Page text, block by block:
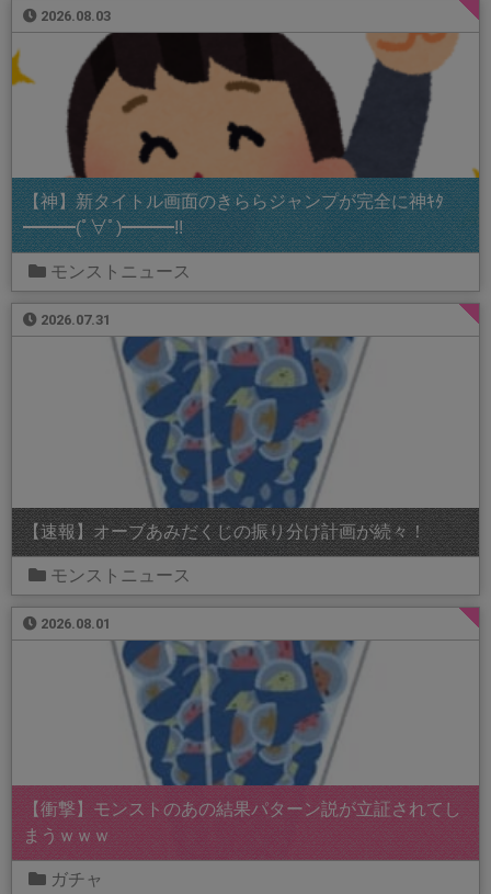
2026.08.03
【神】新タイトル画面のきららジャンプが完全に神ｷﾀ
━━━(ﾟ∀ﾟ)━━━!!
モンストニュース
2026.07.31
【速報】オーブあみだくじの振り分け計画が続々！
モンストニュース
2026.08.01
【衝撃】モンストのあの結果パターン説が立証されてし
まうｗｗｗ
ガチャ